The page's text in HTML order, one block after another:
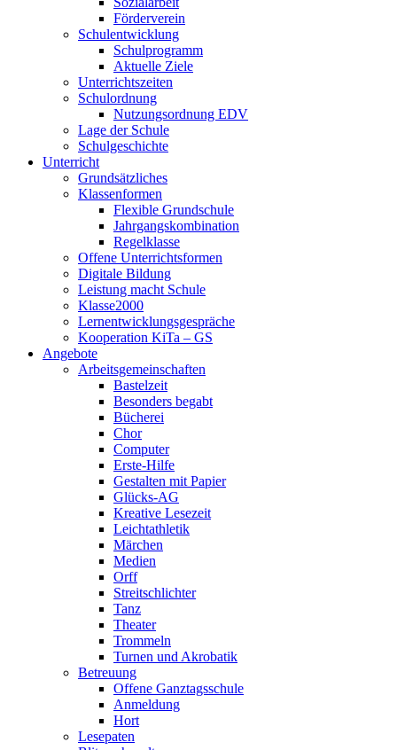
Förderverein
Schulentwicklung
Schulprogramm
Aktuelle Ziele
Unterrichtszeiten
Schulordnung
Nutzungsordnung EDV
Lage der Schule
Schulgeschichte
Unterricht
Grundsätzliches
Klassenformen
Flexible Grundschule
Jahrgangskombination
Regelklasse
Offene Unterrichtsformen
Digitale Bildung
Leistung macht Schule
Klasse2000
Lernentwicklungsgespräche
Kooperation KiTa – GS
Angebote
Arbeitsgemeinschaften
Bastelzeit
Besonders begabt
Bücherei
Chor
Computer
Erste-Hilfe
Gestalten mit Papier
Glücks-AG
Kreative Lesezeit
Leichtathletik
Märchen
Medien
Orff
Streitschlichter
Tanz
Theater
Trommeln
Turnen und Akrobatik
Betreuung
Offene Ganztagsschule
Anmeldung
Hort
Lesepaten